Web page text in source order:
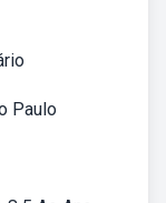
Paulo